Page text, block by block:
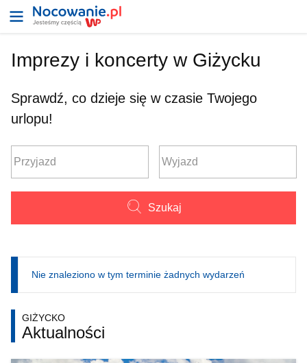
Imprezy i koncerty w Giżycku
Sprawdź, co dzieje się w czasie Twojego
urlopu!
Szukaj
Nie znaleziono w tym terminie żadnych wydarzeń
GIŻYCKO
Aktualności